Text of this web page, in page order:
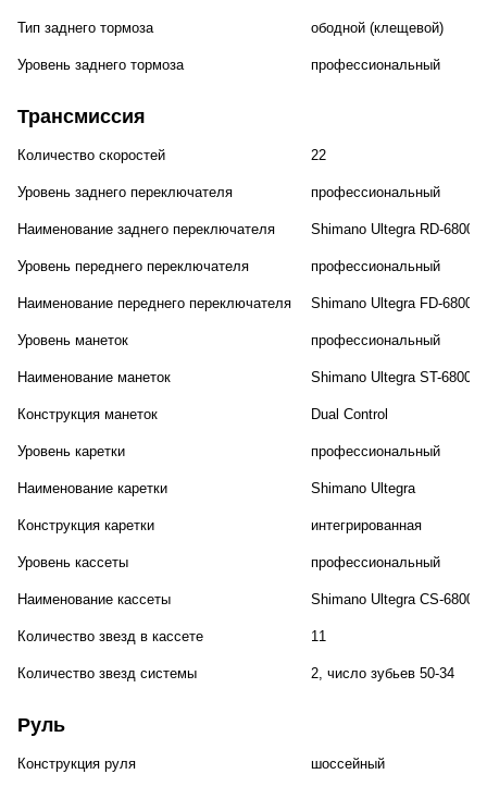
Тип заднего тормоза ободной (клещевой)
Уровень заднего тормоза профессиональный
Трансмиссия
Количество скоростей 22
Уровень заднего переключателя профессиональный
Наименование заднего переключателя Shimano Ultegra RD-6800
Уровень переднего переключателя профессиональный
Наименование переднего переключателя Shimano Ultegra FD-6800
Уровень манеток профессиональный
Наименование манеток Shimano Ultegra ST-6800
Конструкция манеток Dual Control
Уровень каретки профессиональный
Наименование каретки Shimano Ultegra
Конструкция каретки интегрированная
Уровень кассеты профессиональный
Наименование кассеты Shimano Ultegra CS-6800-
Количество звезд в кассете 11
Количество звезд системы 2, число зубьев 50-34
Руль
Конструкция руля шоссейный